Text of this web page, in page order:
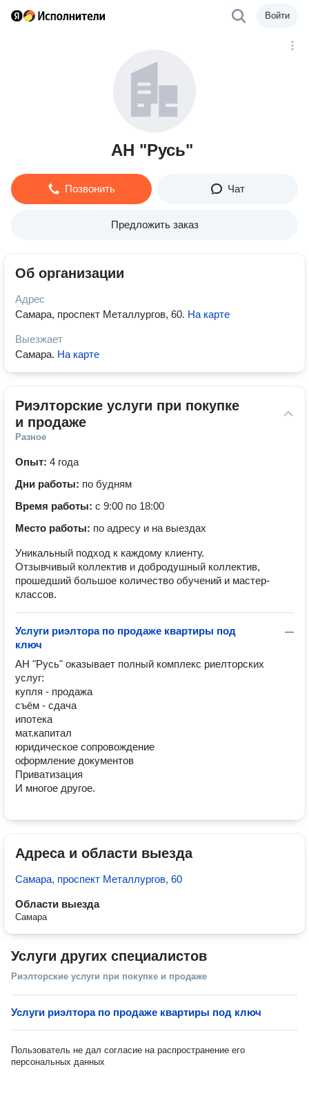
Войти
АН "Русь"
Позвонить Чат
Предложить заказ
Об организации
Адрес
Самара, проспект Металлургов, 60. На карте
Выезжает
Самара. На карте
Риэлторские услуги при покупке
и продаже
Разное
Опыт: 4 года
Дни работы: по будням
Время работы: с 9:00 по 18:00
Место работы: по адресу и на выездах
Уникальный подход к каждому клиенту.
Отзывчивый коллектив и добродушный коллектив,
прошедший большое количество обучений и мастер-
классов.
—
Услуги риэлтора по продаже квартиры под
ключ
АН "Русь" оказывает полный комплекс риелторских
услуг:
купля - продажа
съём - сдача
ипотека
мат.капитал
юридическое сопровождение
оформление документов
Приватизация
И многое другое.
Адреса и области выезда
Самара, проспект Металлургов, 60
Области выезда
Самара
Услуги других специалистов
Риэлторские услуги при покупке и продаже
Услуги риэлтора по продаже квартиры под ключ
Пользователь не дал согласие на распространение его
персональных данных